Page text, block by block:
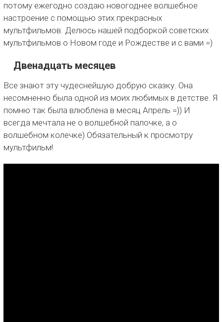
потому ежегодно создаю новогоднее волшебное
настроение с помощью этих прекрасных
мультфильмов. Делюсь нашей подборкой советских
мультфильмов о Новом годе и Рождестве и с вами =)
Двенадцать месяцев
Все знают эту чудеснейшую добрую сказку. Она
несомненно была одной из моих любимых в детстве. Я
помню так была влюблена в месяц Апрель =)) И
всегда мечтала не о волшебной палочке, а о
волшебном колечке) Обязательный к просмотру
мультфильм!